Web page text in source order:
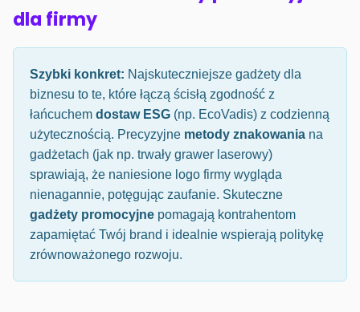
dla firmy
Szybki konkret: Najskuteczniejsze gadżety dla
biznesu to te, które łączą ścisłą zgodność z
łańcuchem dostaw ESG (np. EcoVadis) z codzienną
użytecznością. Precyzyjne metody znakowania na
gadżetach (jak np. trwały grawer laserowy)
sprawiają, że naniesione logo firmy wygląda
nienagannie, potęgując zaufanie. Skuteczne
gadżety promocyjne pomagają kontrahentom
zapamiętać Twój brand i idealnie wspierają politykę
zrównoważonego rozwoju.